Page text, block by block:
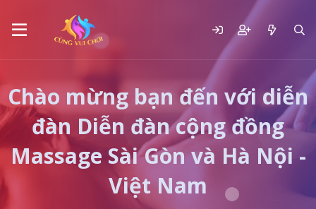
Chào mừng bạn đến với diễn
đàn Diễn đàn cộng đồng
Massage Sài Gòn và Hà Nội -
Việt Nam